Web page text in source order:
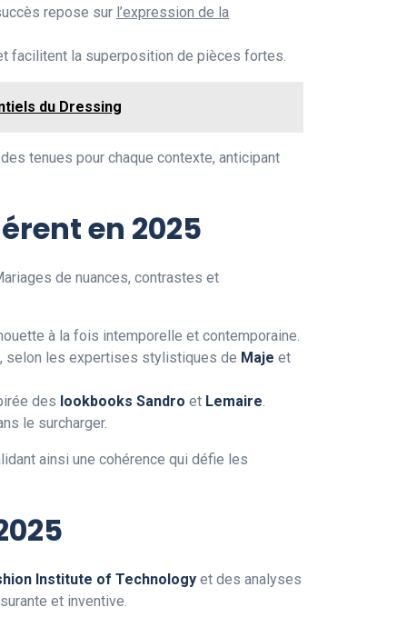
repose sur l’expression de la
facilitent la superposition de pièces fortes.
du Dressing
tenues pour chaque contexte, anticipant
en 2025
de nuances, contrastes et
à la fois intemporelle et contemporaine.
selon les expertises stylistiques de Maje et
des lookbooks Sandro et Lemaire.
le surcharger.
ainsi une cohérence qui défie les
Institute of Technology et des analyses
et inventive.